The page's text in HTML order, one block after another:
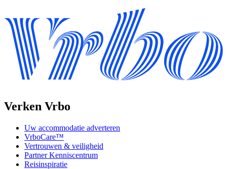
Verken Vrbo
Uw accommodatie adverteren
VrboCare™
Vertrouwen & veiligheid
Partner Kenniscentrum
Reisinspiratie